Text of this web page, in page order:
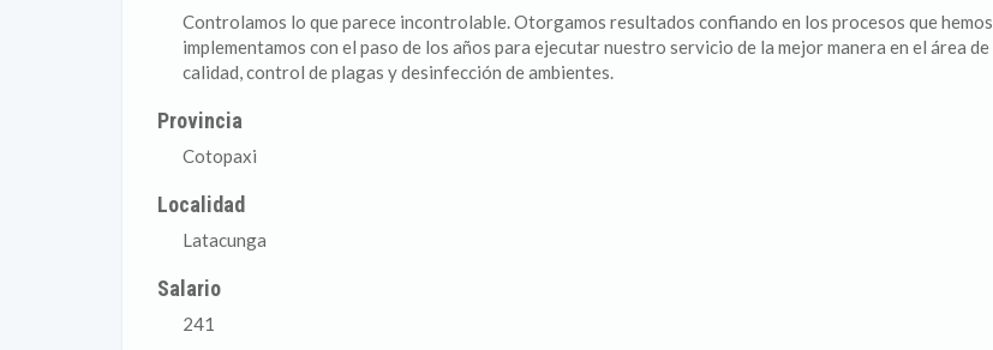
Controlamos lo que parece incontrolable. Otorgamos resultados confiando en los procesos que hemos
implementamos con el paso de los años para ejecutar nuestro servicio de la mejor manera en el área de
calidad, control de plagas y desinfección de ambientes.
Provincia
Cotopaxi
Localidad
Latacunga
Salario
241